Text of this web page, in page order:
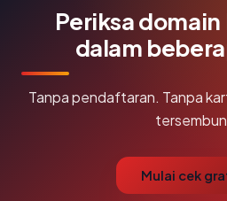
Periksa
dalam
Tanpa pendaftaran. Tanpa
Mulai cek